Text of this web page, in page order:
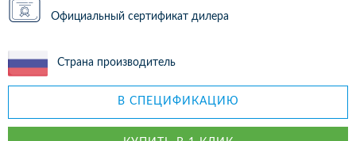
Официальный сертификат дилера
Страна производитель
В СПЕЦИФИКАЦИЮ